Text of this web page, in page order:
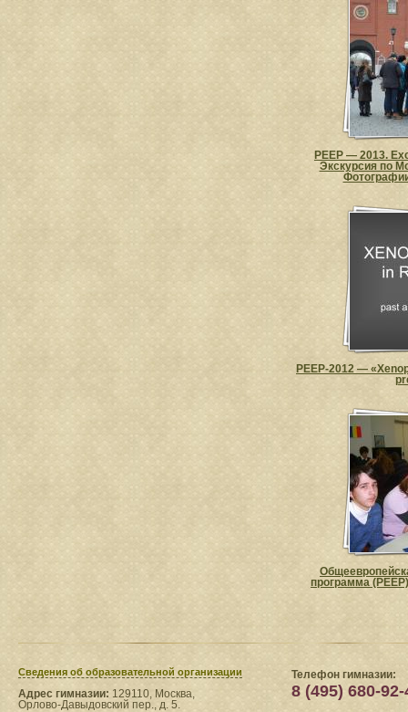
PEEP — 2013.
Экскурсия по
PEEP-2012 —
программа
Сведения​ об образовательной организации
Адрес гимназии: 129110, Москва,
Орлово-Давыдовский пер., д. 5.
Телефон гимназии:
8 (495) 680-92-